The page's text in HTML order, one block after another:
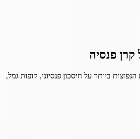
פנסיה
ביותר על חיסכון פנסיוני, קופות גמל,